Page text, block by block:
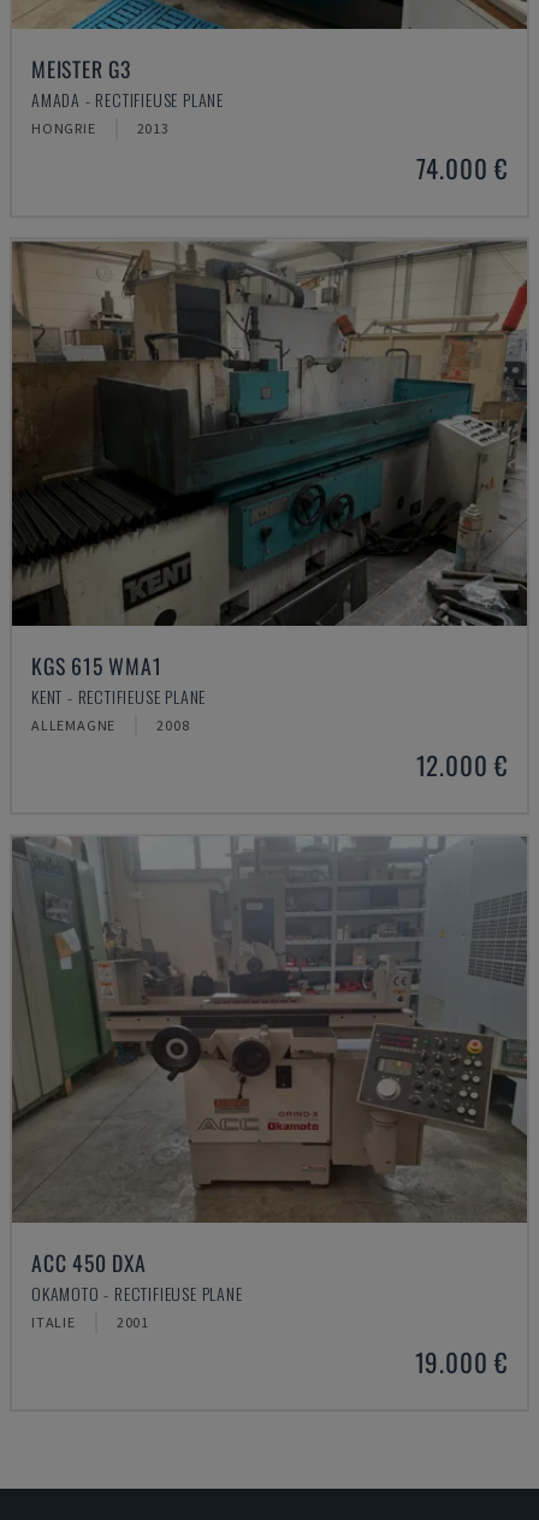
MEISTER G3
AMADA - RECTIFIEUSE PLANE
HONGRIE 2013
74.000 €
KGS 615 WMA1
KENT - RECTIFIEUSE PLANE
ALLEMAGNE 2008
12.000 €
ACC 450 DXA
OKAMOTO - RECTIFIEUSE PLANE
ITALIE 2001
19.000 €